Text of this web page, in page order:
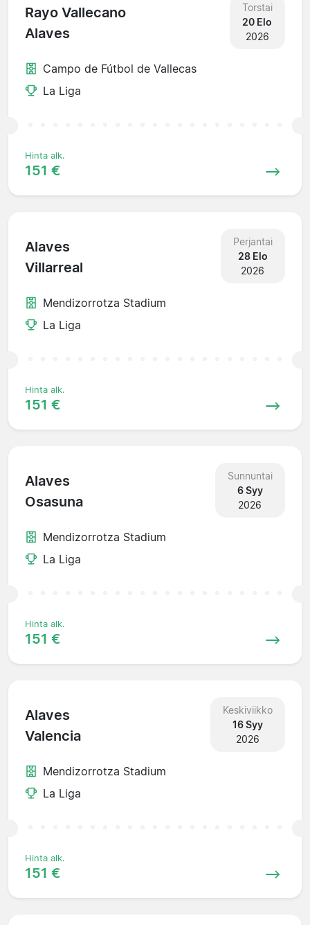
Rayo Vallecano
Alaves
Torstai
20 Elo
2026
Campo de Fútbol de Vallecas
La Liga
Hinta alk.
151 €
Alaves
Villarreal
Perjantai
28 Elo
2026
Mendizorrotza Stadium
La Liga
Hinta alk.
151 €
Alaves
Osasuna
Sunnuntai
6 Syy
2026
Mendizorrotza Stadium
La Liga
Hinta alk.
151 €
Alaves
Valencia
Keskiviikko
16 Syy
2026
Mendizorrotza Stadium
La Liga
Hinta alk.
151 €